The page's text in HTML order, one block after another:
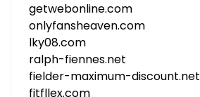
getwebonline.com
onlyfansheaven.com
lky08.com
ralph-fiennes.net
fielder-maximum-discount.net
fitfllex.com